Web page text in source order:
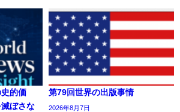
的価
ぼさな
第79回世界の出版事情
2026年8月7日